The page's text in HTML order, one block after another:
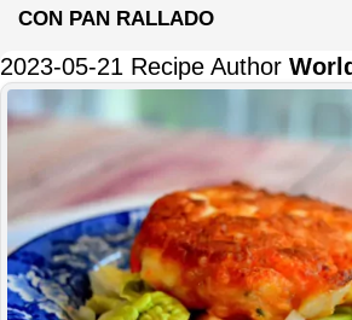
CON PAN RALLADO
2023-05-21 Recipe Author